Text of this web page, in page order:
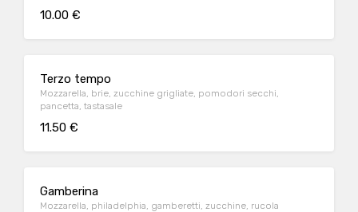
10.00 €
Terzo tempo
Mozzarella, brie, zucchine grigliate, pomodori secchi,
pancetta, tastasale
11.50 €
Gamberina
Mozzarella, philadelphia, gamberetti, zucchine, rucola